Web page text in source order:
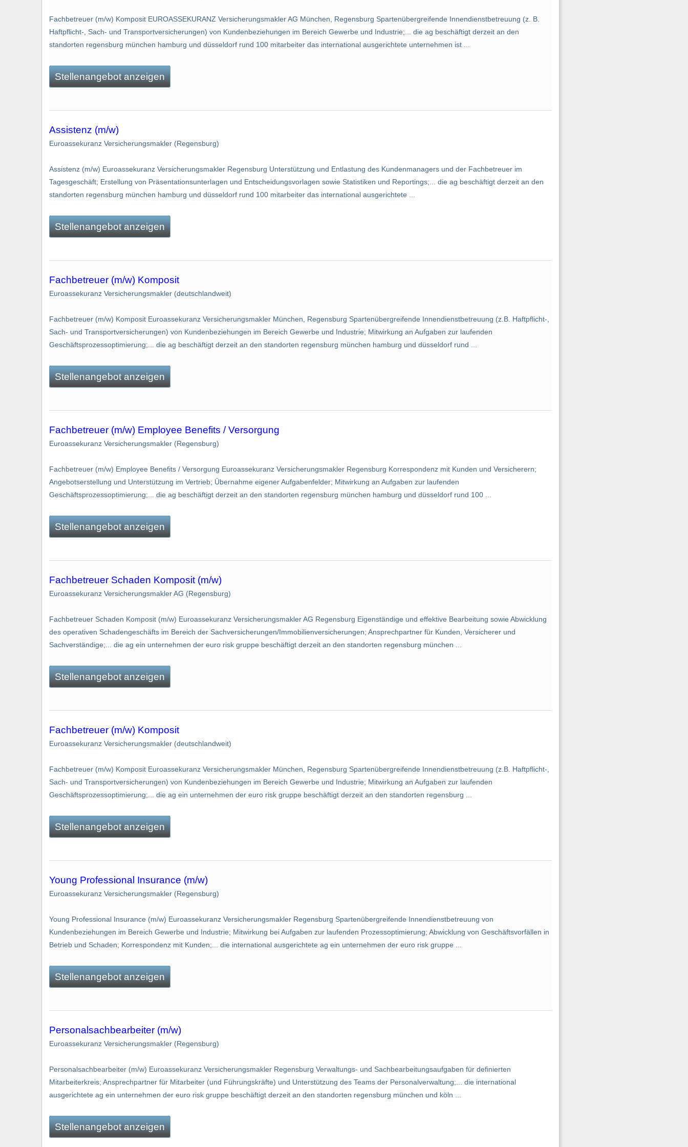
Fachbetreuer (m/w) Komposit EUROASSEKURANZ Versicherungsmakler AG München, Regensburg Spartenübergreifende Innendienstbetreuung (z. B.
Haftpflicht-, Sach- und Transportversicherungen) von Kundenbeziehungen im Bereich Gewerbe und Industrie;... die ag beschäftigt derzeit an den
standorten regensburg münchen hamburg und düsseldorf rund 100 mitarbeiter das international ausgerichtete unternehmen ist ...
Stellenangebot anzeigen
Assistenz (m/w)
Euroassekuranz Versicherungsmakler (Regensburg)
Assistenz (m/w) Euroassekuranz Versicherungsmakler Regensburg Unterstützung und Entlastung des Kundenmanagers und der Fachbetreuer im
Tagesgeschäft; Erstellung von Präsentationsunterlagen und Entscheidungsvorlagen sowie Statistiken und Reportings;... die ag beschäftigt derzeit an den
standorten regensburg münchen hamburg und düsseldorf rund 100 mitarbeiter das international ausgerichtete ...
Stellenangebot anzeigen
Fachbetreuer (m/w) Komposit
Euroassekuranz Versicherungsmakler (deutschlandweit)
Fachbetreuer (m/w) Komposit Euroassekuranz Versicherungsmakler München, Regensburg Spartenübergreifende Innendienstbetreuung (z.B. Haftpflicht-,
Sach- und Transportversicherungen) von Kundenbeziehungen im Bereich Gewerbe und Industrie; Mitwirkung an Aufgaben zur laufenden
Geschäftsprozessoptimierung;... die ag beschäftigt derzeit an den standorten regensburg münchen hamburg und düsseldorf rund ...
Stellenangebot anzeigen
Fachbetreuer (m/w) Employee Benefits / Versorgung
Euroassekuranz Versicherungsmakler (Regensburg)
Fachbetreuer (m/w) Employee Benefits / Versorgung Euroassekuranz Versicherungsmakler Regensburg Korrespondenz mit Kunden und Versicherern;
Angebotserstellung und Unterstützung im Vertrieb; Übernahme eigener Aufgabenfelder; Mitwirkung an Aufgaben zur laufenden
Geschäftsprozessoptimierung;... die ag beschäftigt derzeit an den standorten regensburg münchen hamburg und düsseldorf rund 100 ...
Stellenangebot anzeigen
Fachbetreuer Schaden Komposit (m/w)
Euroassekuranz Versicherungsmakler AG (Regensburg)
Fachbetreuer Schaden Komposit (m/w) Euroassekuranz Versicherungsmakler AG Regensburg Eigenständige und effektive Bearbeitung sowie Abwicklung
des operativen Schadengeschäfts im Bereich der Sachversicherungen/Immobilienversicherungen; Ansprechpartner für Kunden, Versicherer und
Sachverständige;... die ag ein unternehmen der euro risk gruppe beschäftigt derzeit an den standorten regensburg münchen ...
Stellenangebot anzeigen
Fachbetreuer (m/w) Komposit
Euroassekuranz Versicherungsmakler (deutschlandweit)
Fachbetreuer (m/w) Komposit Euroassekuranz Versicherungsmakler München, Regensburg Spartenübergreifende Innendienstbetreuung (z.B. Haftpflicht-,
Sach- und Transportversicherungen) von Kundenbeziehungen im Bereich Gewerbe und Industrie; Mitwirkung an Aufgaben zur laufenden
Geschäftsprozessoptimierung;... die ag ein unternehmen der euro risk gruppe beschäftigt derzeit an den standorten regensburg ...
Stellenangebot anzeigen
Young Professional Insurance (m/w)
Euroassekuranz Versicherungsmakler (Regensburg)
Young Professional Insurance (m/w) Euroassekuranz Versicherungsmakler Regensburg Spartenübergreifende Innendienstbetreuung von
Kundenbeziehungen im Bereich Gewerbe und Industrie; Mitwirkung bei Aufgaben zur laufenden Prozessoptimierung; Abwicklung von Geschäftsvorfällen in
Betrieb und Schaden; Korrespondenz mit Kunden;... die international ausgerichtete ag ein unternehmen der euro risk gruppe ...
Stellenangebot anzeigen
Personalsachbearbeiter (m/w)
Euroassekuranz Versicherungsmakler (Regensburg)
Personalsachbearbeiter (m/w) Euroassekuranz Versicherungsmakler Regensburg Verwaltungs- und Sachbearbeitungsaufgaben für definierten
Mitarbeiterkreis; Ansprechpartner für Mitarbeiter (und Führungskräfte) und Unterstützung des Teams der Personalverwaltung;... die international
ausgerichtete ag ein unternehmen der euro risk gruppe beschäftigt derzeit an den standorten regensburg münchen und köln ...
Stellenangebot anzeigen